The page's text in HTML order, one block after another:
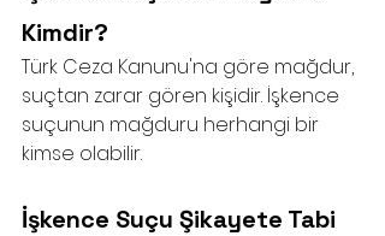
Kimdir?
Türk Ceza Kanunu'na göre mağdur,
suçtan zarar gören kişidir. İşkence
suçunun mağduru herhangi bir
kimse olabilir.
İşkence Suçu Şikayete Tabi